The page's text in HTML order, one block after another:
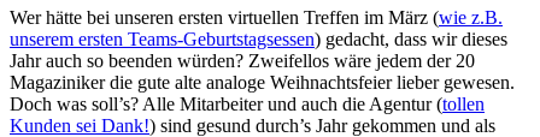
Wer hätte bei unseren ersten virtu­ellen Treffen im März (wie z.B.
unserem ersten Teams-Geburts­tags­essen) gedacht, dass wir dieses
Jahr auch so beenden würden? Zwei­fellos wäre jedem der 20
Magaziniker die gute alte analoge Weih­nachts­feier lieber gewesen.
Doch was soll’s? Alle Mitar­beiter und auch die Agentur (tollen
Kunden sei Dank!) sind gesund durch’s Jahr gekommen und als